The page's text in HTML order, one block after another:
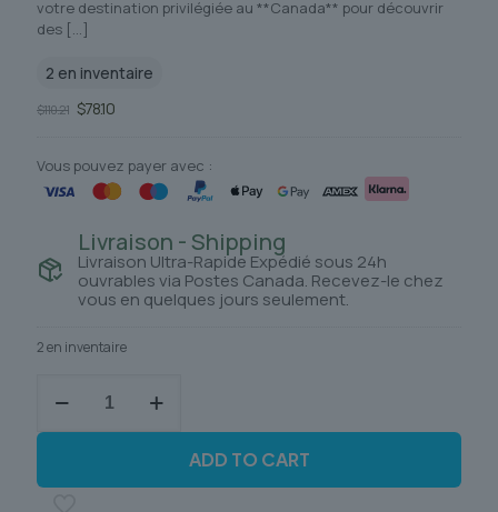
votre destination privilégiée au **Canada** pour découvrir
des […]
2 en inventaire
$110.21 Le
était :
$110.21.
$78.10Le
est :
$78.10.
Vous pouvez payer avec :
Livraison - Shipping
Livraison Ultra-Rapide Expédié sous 24h
ouvrables via Postes Canada. Recevez-le chez
vous en quelques jours seulement.
2 en inventaire
NOIR
ADD TO CART